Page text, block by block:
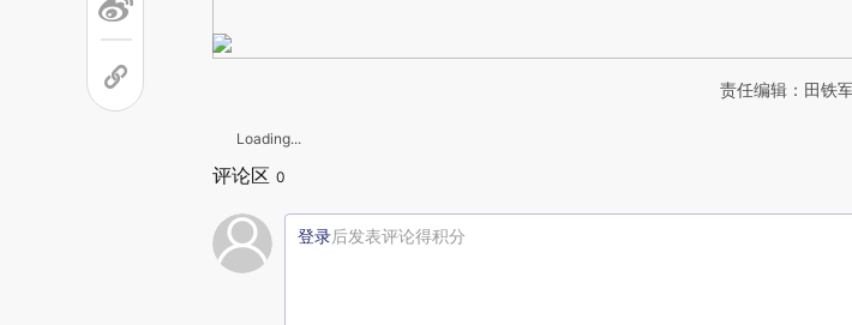
责任编辑：田铁
Loading...
评论区 0
登录后发表评论得积分